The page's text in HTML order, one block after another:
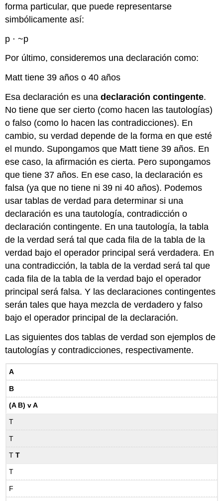
forma particular, que puede representarse
simbólicamente así:
p ⋅ ~p
Por último, consideremos una declaración como:
Matt tiene 39 años o 40 años
Esa declaración es unadeclaración contingente.
No tiene que ser cierto (como hacen las tautologías)
o falso (como lo hacen las contradicciones). En
cambio, su verdad depende de la forma en que esté
el mundo. Supongamos que Matt tiene 39 años. En
ese caso, la afirmación es cierta. Pero supongamos
que tiene 37 años. En ese caso, la declaración es
falsa (ya que no tiene ni 39 ni 40 años). Podemos
usar tablas de verdad para determinar si una
declaración es una tautología, contradicción o
declaración contingente. En una tautología, la tabla
de la verdad será tal que cada fila de la tabla de la
verdad bajo el operador principal será verdadera. En
una contradicción, la tabla de la verdad será tal que
cada fila de la tabla de la verdad bajo el operador
principal será falsa. Y las declaraciones contingentes
serán tales que haya mezcla de verdadero y falso
bajo el operador principal de la declaración.
Las siguientes dos tablas de verdad son ejemplos de
tautologías y contradicciones, respectivamente.
A
B
(A B) v A
T
T
TT
T
F